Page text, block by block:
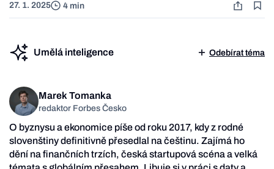
27. 1. 2025 4 min
Umělá inteligence Odebírat téma
Marek Tomanka
redaktor Forbes Česko
O byznysu a ekonomice píše od roku 2017, kdy z rodné
slovenštiny definitivně přesedlal na češtinu. Zajímá ho
dění na finančních trzích, česká startupová scéna a velká